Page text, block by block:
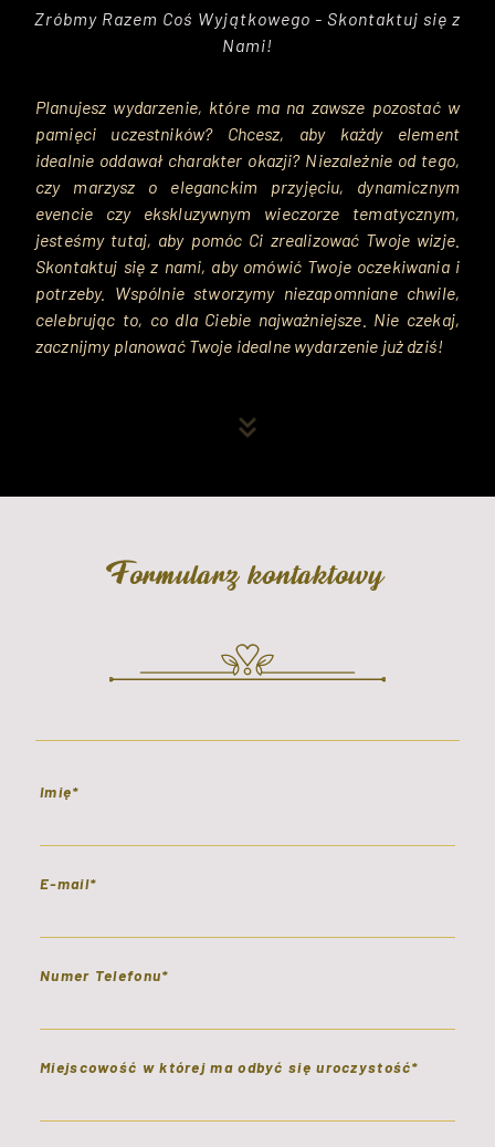
Zróbmy Razem Coś Wyjątkowego - Skontaktuj się z
Nami!
Planujesz wydarzenie, które ma na zawsze pozostać w
pamięci uczestników? Chcesz, aby każdy element
idealnie oddawał charakter okazji? Niezależnie od tego,
czy marzysz o eleganckim przyjęciu, dynamicznym
evencie czy ekskluzywnym wieczorze tematycznym,
jesteśmy tutaj, aby pomóc Ci zrealizować Twoje wizje.
Skontaktuj się z nami, aby omówić Twoje oczekiwania i
potrzeby. Wspólnie stworzymy niezapomniane chwile,
celebrując to, co dla Ciebie najważniejsze. Nie czekaj,
zacznijmy planować Twoje idealne wydarzenie już dziś!
Formularz kontaktowy
Imię*
E-mail*
Numer Telefonu*
Miejscowość w której ma odbyć się uroczystość*